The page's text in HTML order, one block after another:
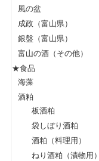
風の盆
成政（富山県）
銀盤（富山県）
富山の酒（その他）
★食品
海藻
酒粕
板酒粕
袋しぼり酒粕
酒粕（料理用）
ねり酒粕（漬物用）